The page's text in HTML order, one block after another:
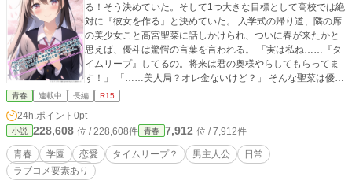
る！そう決めていた。そして1つ大きな目標として高校では絶
対に『彼女を作る』と決めていた。 入学式の帰り道、隣の席
の美少女こと高宮聖菜に話しかけられ、ついに春が来たかと
思えば、優斗は驚愕の言葉を言われる。 「実は私ね……『タ
イムリープ』してるの。将来は君の奥様やらしてもらってま
す！」 「……美人局？オレ金ないけど？」 そんな聖菜は優斗
に色々話すが話がぶっ飛んでいて理解できない。 なんだこ
れ……新手の詐欺？ただのヤバい電波女か？それとも本当
に……？ この物語は、どこにでもいる平凡な主人公優斗と自
称『タイムリープ』をしているヒロインの聖菜が不思議な関
係を築いていく、時には真面目に、時に切なく、そして甘酸
っぱく、たまにエッチなドタバタ青春ストーリーです。
青春 連載中 長編 R15
24h.ポイント 0pt
小説 228,608 位 / 228,608件 青春 7,912 位 / 7,912件
青春 学園 恋愛 タイムリープ？ 男主人公
日常
ラブコメ要素あり